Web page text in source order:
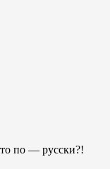
по — русски?!